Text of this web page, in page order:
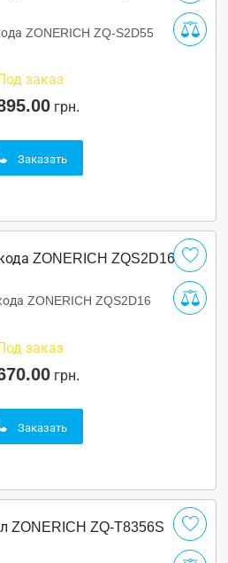
ZONERICH ZQ-S2D55
Под заказ
грн.
Заказать
ZONERICH ZQS2D16
Под заказ
грн.
Заказать